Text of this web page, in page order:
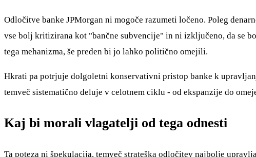
Odločitve banke JPMorgan ni mogoče razumeti ločeno. Poleg
vse bolj kritizirana kot "bančne subvencije" in ni izključeno, da se
tega mehanizma, še preden bi jo lahko politično omejili.
Hkrati pa potrjuje dolgoletni konservativni pristop banke k
temveč sistematično deluje v celotnem ciklu - od ekspanzije do
Kaj bi morali vlagatelji od tega odnesti
Ta poteza ni špekulacija, temveč strateška odločitev najbolje